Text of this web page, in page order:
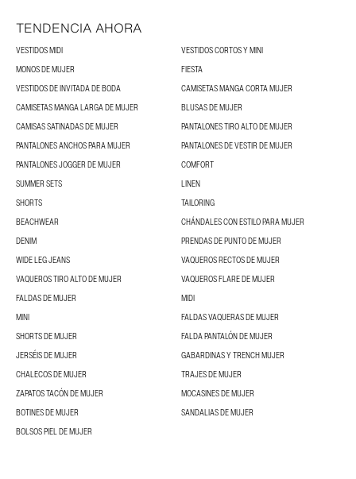
TENDENCIA AHORA
VESTIDOS MIDI
VESTIDOS CORTOS Y MINI
MONOS DE MUJER
FIESTA
VESTIDOS DE INVITADA DE BODA
CAMISETAS MANGA CORTA MUJER
CAMISETAS MANGA LARGA DE MUJER
BLUSAS DE MUJER
CAMISAS SATINADAS DE MUJER
PANTALONES TIRO ALTO DE MUJER
PANTALONES ANCHOS PARA MUJER
PANTALONES DE VESTIR DE MUJER
PANTALONES JOGGER DE MUJER
COMFORT
SUMMER SETS
LINEN
SHORTS
TAILORING
BEACHWEAR
CHÁNDALES CON ESTILO PARA MUJER
DENIM
PRENDAS DE PUNTO DE MUJER
WIDE LEG JEANS
VAQUEROS RECTOS DE MUJER
VAQUEROS TIRO ALTO DE MUJER
VAQUEROS FLARE DE MUJER
FALDAS DE MUJER
MIDI
MINI
FALDAS VAQUERAS DE MUJER
SHORTS DE MUJER
FALDA PANTALÓN DE MUJER
JERSÉIS DE MUJER
GABARDINAS Y TRENCH MUJER
CHALECOS DE MUJER
TRAJES DE MUJER
ZAPATOS TACÓN DE MUJER
MOCASINES DE MUJER
BOTINES DE MUJER
SANDALIAS DE MUJER
BOLSOS PIEL DE MUJER